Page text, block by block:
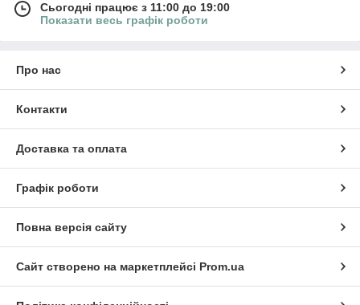
Сьогодні працює з 11:00 до 19:00
Показати весь графік роботи
Про нас
Контакти
Доставка та оплата
Графік роботи
Повна версія сайту
Сайт створено на маркетплейсі Prom.ua